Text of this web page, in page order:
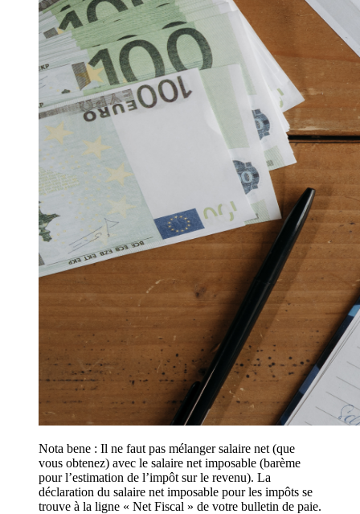
Nota bene : Il ne faut pas mélanger salaire net (que
vous obtenez) avec le salaire net imposable (barème
pour l’estimation de l’impôt sur le revenu). La
déclaration du salaire net imposable pour les impôts se
trouve à la ligne « Net Fiscal » de votre bulletin de paie.